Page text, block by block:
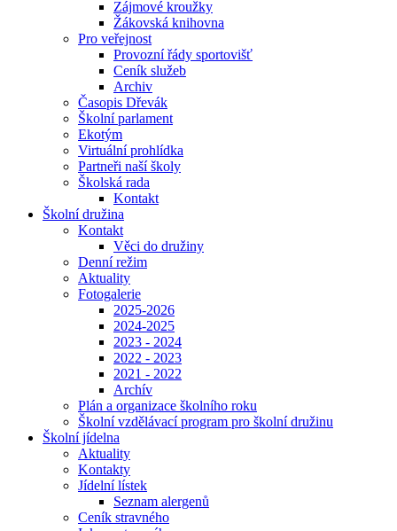
Zájmové kroužky
Žákovská knihovna
Pro veřejnost
Provozní řády sportovišť
Ceník služeb
Archiv
Časopis Dřevák
Školní parlament
Ekotým
Virtuální prohlídka
Partneři naší školy
Školská rada
Kontakt
Školní družina
Kontakt
Věci do družiny
Denní režim
Aktuality
Fotogalerie
2025-2026
2024-2025
2023 - 2024
2022 - 2023
2021 - 2022
Archív
Plán a organizace školního roku
Školní vzdělávací program pro školní družinu
Školní jídelna
Aktuality
Kontakty
Jídelní lístek
Seznam alergenů
Ceník stravného